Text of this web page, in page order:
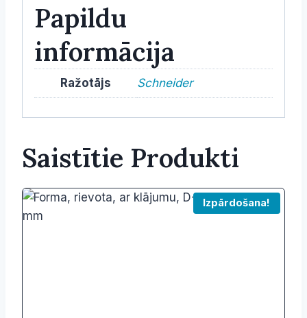
daudzums
Papildu
informācija
Ražotājs Schneider
Saistītie Produkti
Izpārdošana!